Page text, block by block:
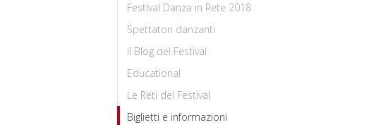
Festival Danza in Rete 2018
Spettatori danzanti
Il Blog del Festival
Educational
Le Reti del Festival
Biglietti e informazioni